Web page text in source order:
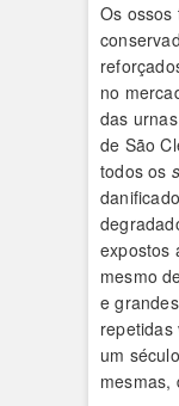
Os ossos
no
das
de São
todos os
expostos
mesmo
e
repetidas
um
mesmas,